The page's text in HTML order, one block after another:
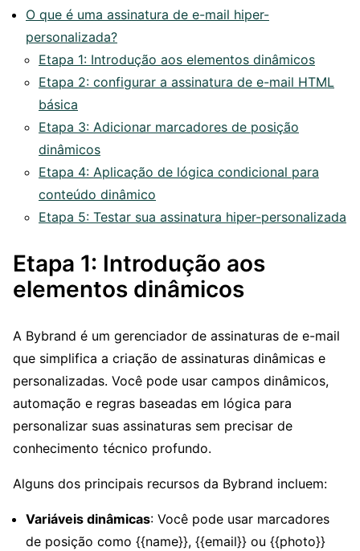
O que é uma assinatura de e-mail hiper-
personalizada?
Etapa 1: Introdução aos elementos dinâmicos
Etapa 2: configurar a assinatura de e-mail HTML
básica
Etapa 3: Adicionar marcadores de posição
dinâmicos
Etapa 4: Aplicação de lógica condicional para
conteúdo dinâmico
Etapa 5: Testar sua assinatura hiper-personalizada
Etapa 1: Introdução aos
elementos dinâmicos
A Bybrand é um gerenciador de assinaturas de e-mail
que simplifica a criação de assinaturas dinâmicas e
personalizadas. Você pode usar campos dinâmicos,
automação e regras baseadas em lógica para
personalizar suas assinaturas sem precisar de
conhecimento técnico profundo.
Alguns dos principais recursos da Bybrand incluem:
Variáveis dinâmicas: Você pode usar marcadores
de posição como {{name}}, {{email}} ou {{photo}}